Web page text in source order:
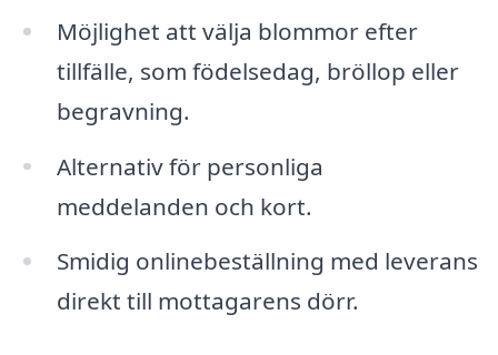
Möjlighet att välja blommor efter
tillfälle, som födelsedag, bröllop eller
begravning.
Alternativ för personliga
meddelanden och kort.
Smidig onlinebeställning med leverans
direkt till mottagarens dörr.